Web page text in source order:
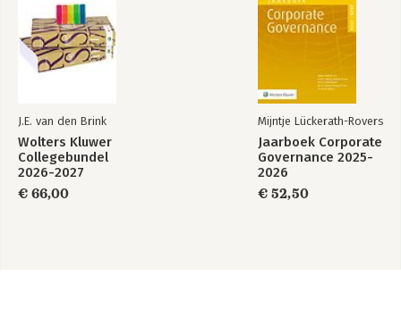
J.E. van den Brink
Wolters Kluwer
Collegebundel
2026-2027
€ 66,00
Mijntje Lückerath-Rovers
Jaarboek Corporate
Governance 2025-
2026
€ 52,50